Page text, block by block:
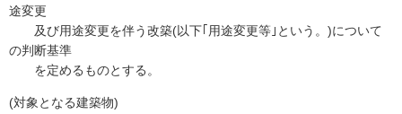
途変更
及び用途変更を伴う改築(以下｢用途変更等｣という。)について
の判断基準
を定めるものとする。
(対象となる建築物)